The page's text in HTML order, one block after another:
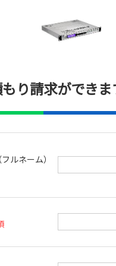
り請求ができま
ルネーム）